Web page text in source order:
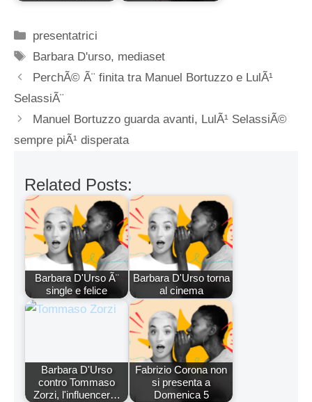
Categorie
presentatrici
Tag
Barbara D'urso, mediaset
PerchÃ© Ã¨ finita tra Manuel Bortuzzo e LulÃ¹
SelassiÃ¨
Manuel Bortuzzo guarda avanti, LulÃ¹ SelassiÃ©
sempre piÃ¹ disperata
Related Posts:
Barbara D'Urso Ã¨
single e felice
Barbara D'Urso torna
al cinema
Barbara D'Urso
contro Tommaso
Zorzi, l'influencer…
Fabrizio Corona non
si presenta a
Domenica 5